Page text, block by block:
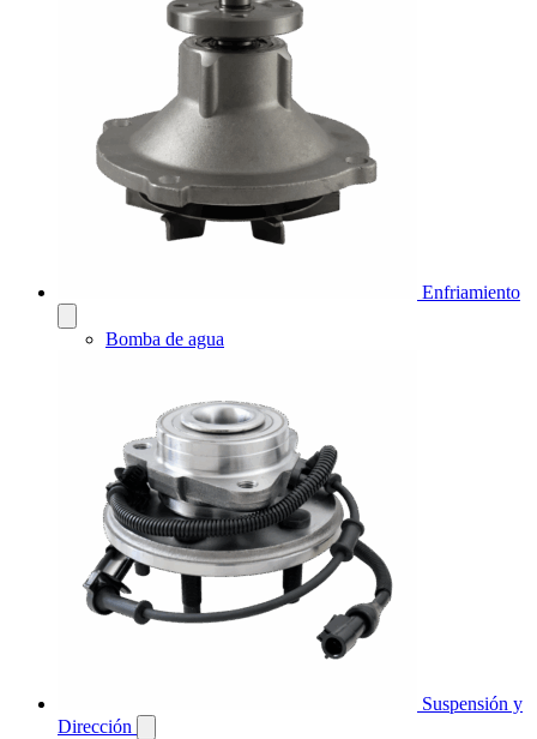
Enfriamiento
Bomba de agua
Suspensión y
Dirección